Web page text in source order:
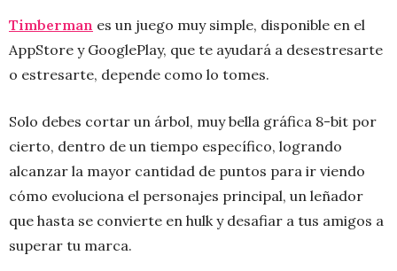
Timberman es un juego muy simple, disponible en el
AppStore y GooglePlay, que te ayudará a desestresarte
o estresarte, depende como lo tomes.
Solo debes cortar un árbol, muy bella gráfica 8-bit por
cierto, dentro de un tiempo específico, logrando
alcanzar la mayor cantidad de puntos para ir viendo
cómo evoluciona el personajes principal, un leñador
que hasta se convierte en hulk y desafiar a tus amigos a
superar tu marca.